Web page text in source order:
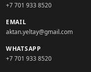
+7 701 933 8520
EMAIL
aktan.yeltay@gmail.com
WHATSAPP
+7 701 933 8520